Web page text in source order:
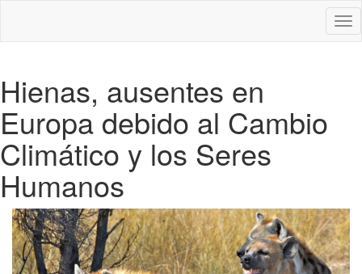
Hienas, ausentes en
Europa debido al Cambio
Climático y los Seres
Humanos